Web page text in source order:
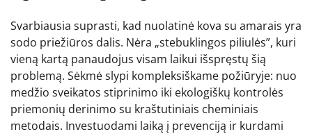
Svarbiausia suprasti, kad nuolatinė kova su amarais yra
sodo priežiūros dalis. Nėra „stebuklingos piliulės”, kuri
vieną kartą panaudojus visam laikui išspręstų šią
problemą. Sėkmė slypi kompleksiškame požiūryje: nuo
medžio sveikatos stiprinimo iki ekologiškų kontrolės
priemonių derinimo su kraštutiniais cheminiais
metodais. Investuodami laiką į prevenciją ir kurdami